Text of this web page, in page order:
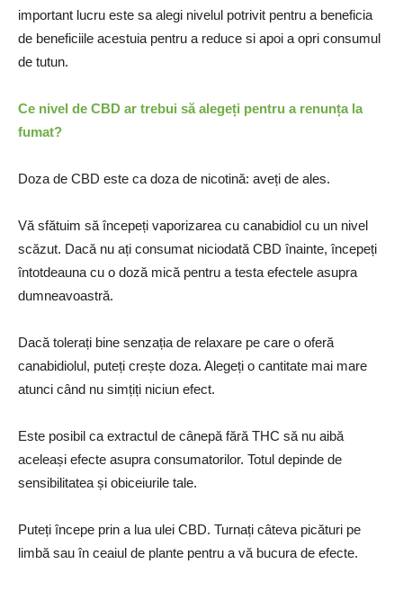
important lucru este sa alegi nivelul potrivit pentru a beneficia
de beneficiile acestuia pentru a reduce si apoi a opri consumul
de tutun.
Ce nivel de CBD ar trebui să alegeți pentru a renunța la
fumat?
Doza de CBD este ca doza de nicotină: aveți de ales.
Vă sfătuim să începeți vaporizarea cu canabidiol cu ​​un nivel
scăzut. Dacă nu ați consumat niciodată CBD înainte, începeți
întotdeauna cu o doză mică pentru a testa efectele asupra
dumneavoastră.
Dacă tolerați bine senzația de relaxare pe care o oferă
canabidiolul, puteți crește doza. Alegeți o cantitate mai mare
atunci când nu simțiți niciun efect.
Este posibil ca extractul de cânepă fără THC să nu aibă
aceleași efecte asupra consumatorilor. Totul depinde de
sensibilitatea și obiceiurile tale.
Puteți începe prin a lua ulei CBD. Turnați câteva picături pe
limbă sau în ceaiul de plante pentru a vă bucura de efecte.